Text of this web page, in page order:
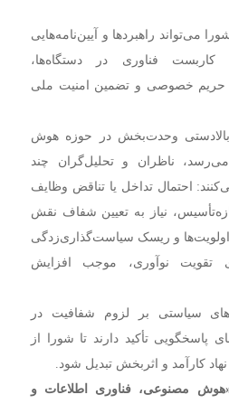
می‌تواند راهبردها و آیین‌نامه‌هایی
فناوری در دستگاه‌ها،
حریم خصوصی و تضمین امنیت ملی
بالادستی وحدت‌بخش در حوزه هوش
ناظران و تحلیل‌گران چند
احتمال تداخل یا تناقض وظایف
نیاز به تعیین شفاف نقش
و ریسک سیاست‌گذاری‌زدگی
نوآوری، موجب افزایش
سیاستی بر لزوم شفافیت در
پاسخگویی تأکید دارند تا شورا از
کارآمد و اثربخش تبدیل شود.
«هوش مصنوعی، فناوری اطلاعات و